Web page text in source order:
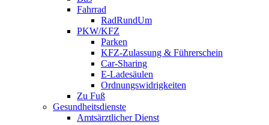
Fahrrad
RadRundUm
PKW/KFZ
Parken
KFZ-Zulassung & Führerschein
Car-Sharing
E-Ladesäulen
Ordnungswidrigkeiten
Zu Fuß
Gesundheitsdienste
Amtsärztlicher Dienst